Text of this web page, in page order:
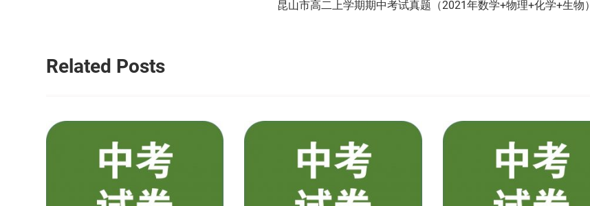
昆山市高二上学期期中考试真题（2021年数学+物理+化学+生物）
Related Posts